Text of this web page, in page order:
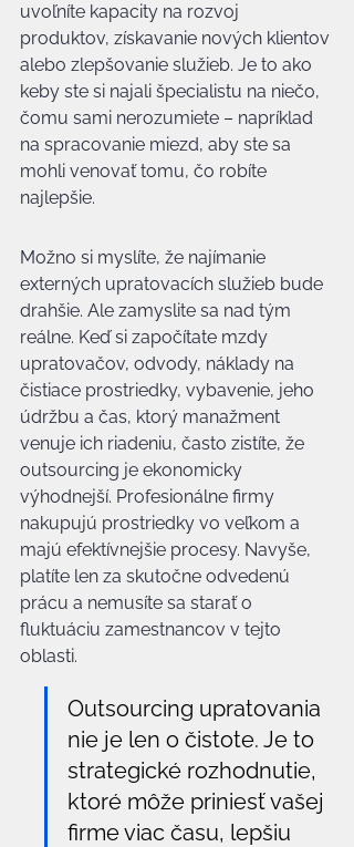
uvoľníte kapacity na rozvoj
produktov, získavanie nových klientov
alebo zlepšovanie služieb. Je to ako
keby ste si najali špecialistu na niečo,
čomu sami nerozumiete – napríklad
na spracovanie miezd, aby ste sa
mohli venovať tomu, čo robíte
najlepšie.
Možno si myslíte, že najímanie
externých upratovacích služieb bude
drahšie. Ale zamyslite sa nad tým
reálne. Keď si započítate mzdy
upratovačov, odvody, náklady na
čistiace prostriedky, vybavenie, jeho
údržbu a čas, ktorý manažment
venuje ich riadeniu, často zistíte, že
outsourcing je ekonomicky
výhodnejší. Profesionálne firmy
nakupujú prostriedky vo veľkom a
majú efektívnejšie procesy. Navyše,
platíte len za skutočne odvedenú
prácu a nemusíte sa starať o
fluktuáciu zamestnancov v tejto
oblasti.
Outsourcing upratovania
nie je len o čistote. Je to
strategické rozhodnutie,
ktoré môže priniesť vašej
firme viac času, lepšiu